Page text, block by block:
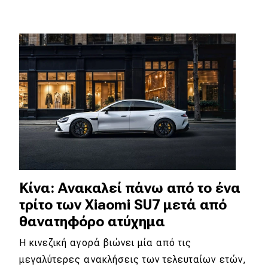
Κίνα: Ανακαλεί πάνω από το ένα
τρίτο των Xiaomi SU7 μετά από
θανατηφόρο ατύχημα
Η κινεζική αγορά βιώνει μία από τις
μεγαλύτερες ανακλήσεις των τελευταίων ετών,